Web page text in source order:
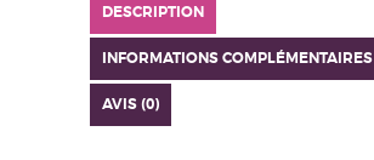
DESCRIPTION
INFORMATIONS COMPLÉMENTAIRES
AVIS (0)